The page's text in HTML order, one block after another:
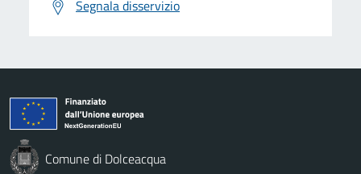
Segnala disservizio
Comune di Dolceacqua